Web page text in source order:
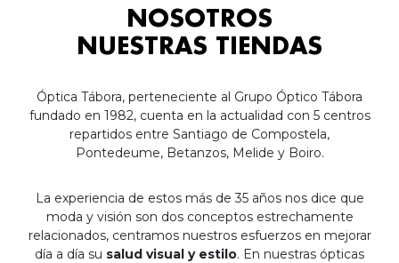
NOSOTROS
NUESTRAS TIENDAS
Óptica Tábora, perteneciente al Grupo Óptico Tábora
fundado en 1982, cuenta en la actualidad con 5 centros
repartidos entre Santiago de Compostela,
Pontedeume, Betanzos, Melide y Boiro.
La experiencia de estos más de 35 años nos dice que
moda y visión son dos conceptos estrechamente
relacionados, centramos nuestros esfuerzos en mejorar
día a día su salud visual y estilo. En nuestras ópticas